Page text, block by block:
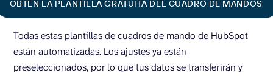
OBTÉN LA PLANTILLA GRATUITA DEL CUADRO DE MANDOS
Todas estas plantillas de cuadros de mando de HubSpot
están automatizadas. Los ajustes ya están
preseleccionados, por lo que tus datos se transferirán y